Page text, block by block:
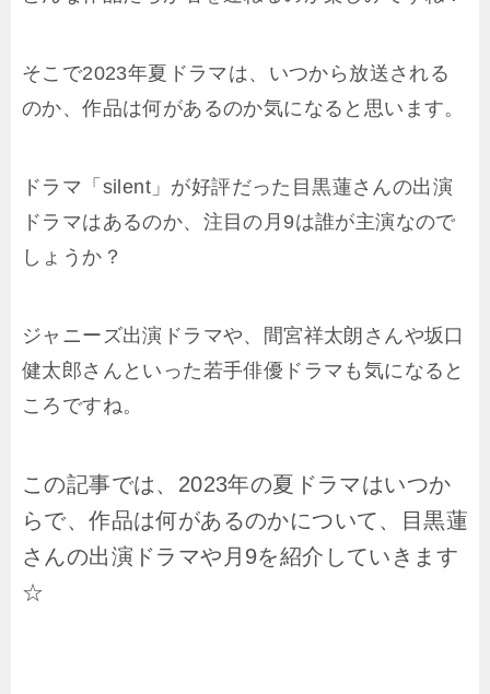
そこで2023年夏ドラマは、いつから放送される
のか、作品は何があるのか気になると思います。
ドラマ「silent」が好評だった目黒蓮さんの出演
ドラマはあるのか、注目の月9は誰が主演なので
しょうか？
ジャニーズ出演ドラマや、間宮祥太朗さんや坂口
健太郎さんといった若手俳優ドラマも気になると
ころですね。
この記事では、2023年の夏ドラマはいつか
らで、作品は何があるのかについて、目黒蓮
さんの出演ドラマや月9を紹介していきます
☆